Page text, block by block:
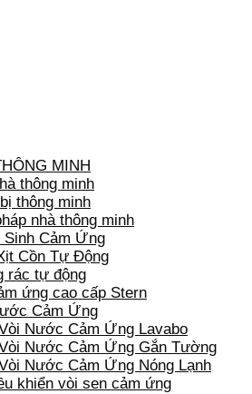
MINH
thông minh
thông minh
nhà thông minh
Sinh Cảm Ứng
Cồn Tự Động
rác tự động
ứng cao cấp Stern
Cảm Ứng
Nước Cảm Ứng Lavabo
Nước Cảm Ứng Gắn Tường
Nước Cảm Ứng Nóng Lạnh
khiển vòi sen cảm ứng